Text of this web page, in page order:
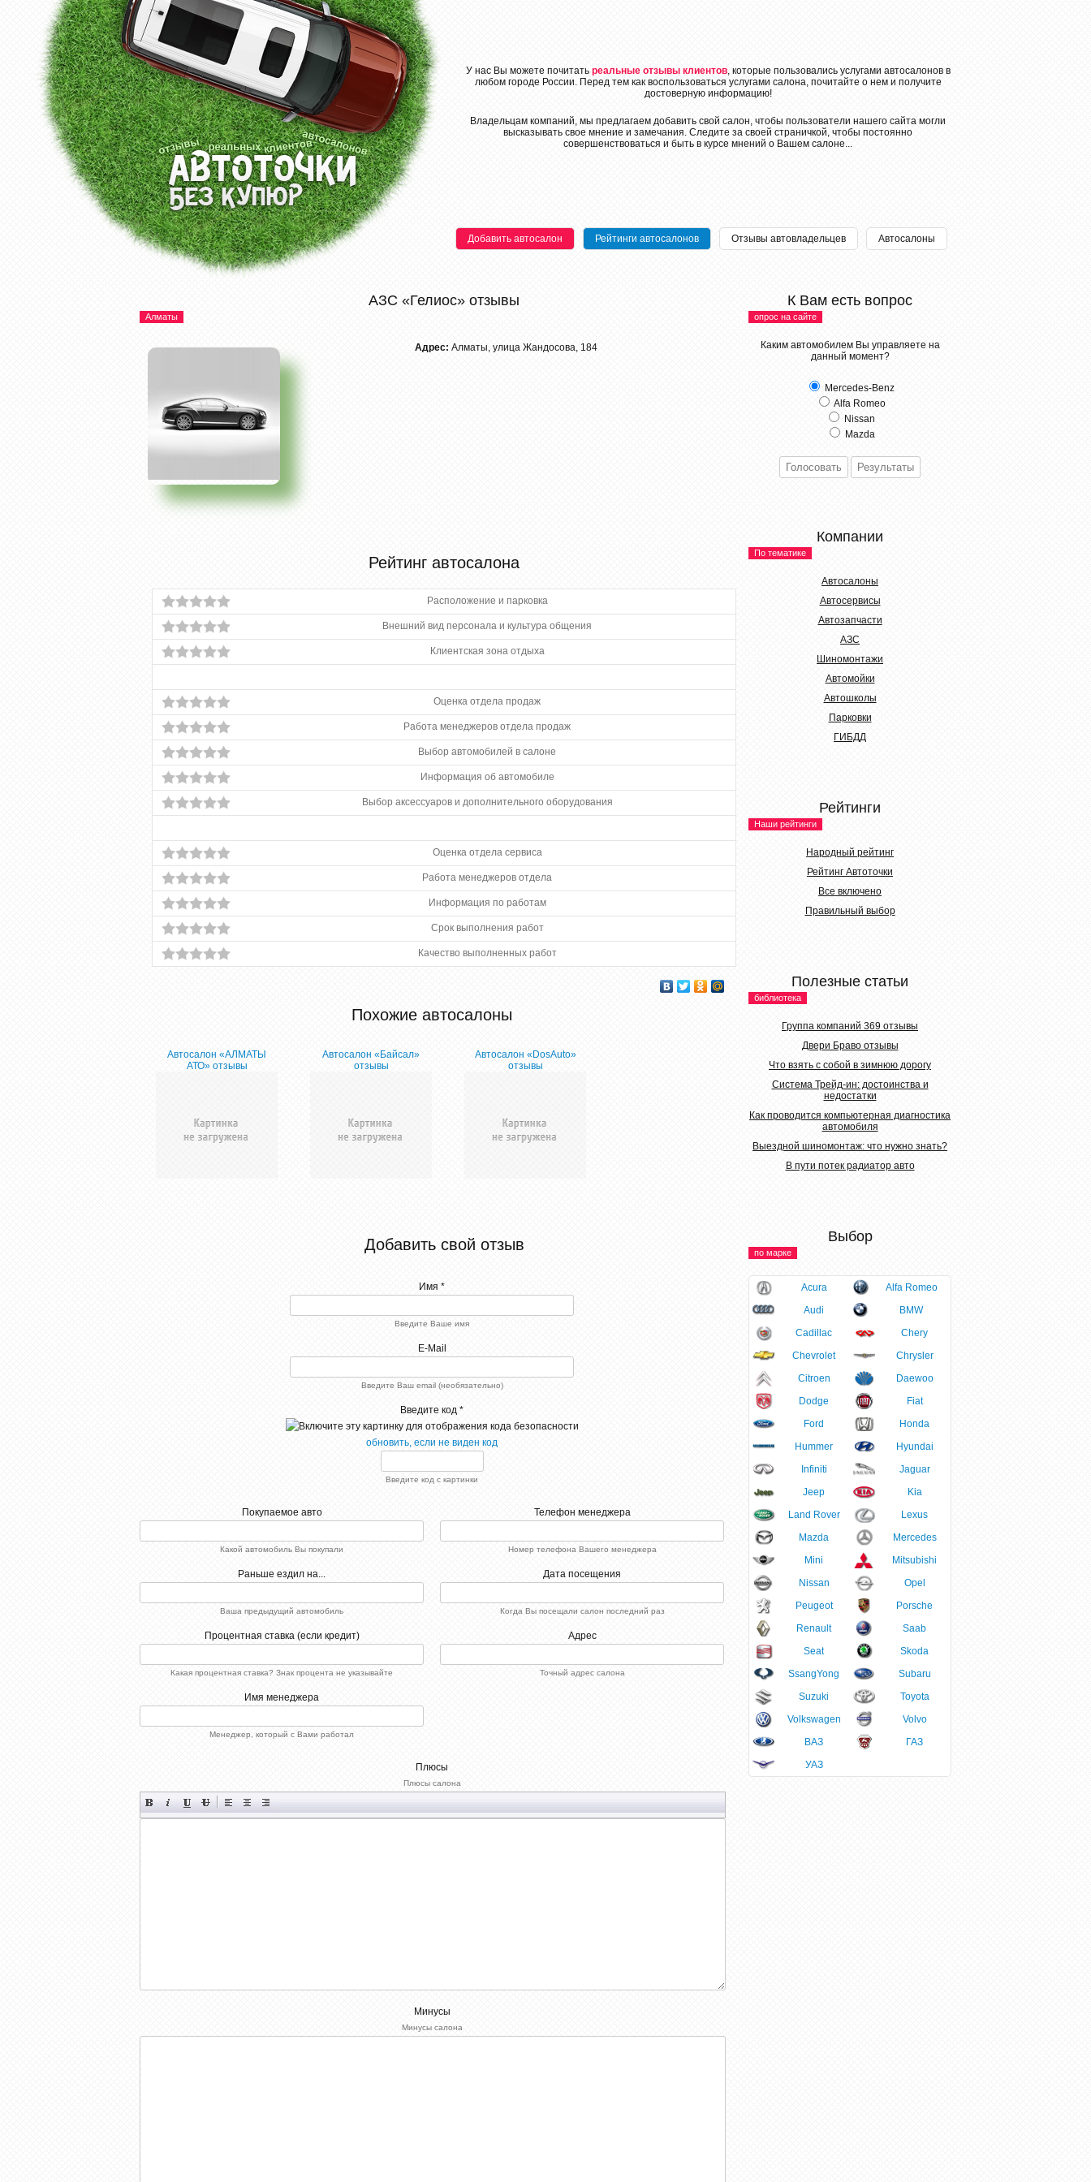
У нас Вы можете почитать реальные отзывы клиентов, которые пользовались услугами автосалонов в
любом городе России. Перед тем как воспользоваться услугами салона, почитайте о нем и получите
достоверную информацию!
Владельцам компаний, мы предлагаем добавить свой салон, чтобы пользователи нашего сайта могли
высказывать свое мнение и замечания. Следите за своей страничкой, чтобы постоянно
совершенствоваться и быть в курсе мнений о Вашем салоне...
Добавить автосалон Рейтинги автосалонов Отзывы автовладельцев Автосалоны
АЗС «Гелиос» отзывы
Алматы
Адрес: Алматы, улица Жандосова, 184
Рейтинг автосалона
Расположение и парковка
Внешний вид персонала и культура общения
Клиентская зона отдыха
Оценка отдела продаж
Работа менеджеров отдела продаж
Выбор автомобилей в салоне
Информация об автомобиле
Выбор аксессуаров и дополнительного оборудования
Оценка отдела сервиса
Работа менеджеров отдела
Информация по работам
Срок выполнения работ
Качество выполненных работ
Похожие автосалоны
Автосалон «АЛМАТЫ
АТО» отзывы
Автосалон «Байсал»
отзывы
Автосалон «DosAuto»
отзывы
Добавить свой отзыв
Имя *
Введите Ваше имя
E-Mail
Введите Ваш email (необязательно)
Введите код *
обновить, если не виден код
Введите код с картинки
Покупаемое авто
Какой автомобиль Вы покупали
Раньше ездил на...
Ваша предыдущий автомобиль
Процентная ставка (если кредит)
Какая процентная ставка? Знак процента не указывайте
Имя менеджера
Менеджер, который с Вами работал
Телефон менеджера
Номер телефона Вашего менеджера
Дата посещения
Когда Вы посещали салон последний раз
Адрес
Точный адрес салона
Плюсы
Плюсы салона
Минусы
Минусы салона
К Вам есть вопрос
опрос на сайте
Каким автомобилем Вы управляете на
данный момент?
Mercedes-Benz
Alfa Romeo
Nissan
Mazda
Компании
По тематике
Автосалоны
Автосервисы
Автозапчасти
АЗС
Шиномонтажи
Автомойки
Автошколы
Парковки
ГИБДД
Рейтинги
Наши рейтинги
Народный рейтинг
Рейтинг Автоточки
Все включено
Правильный выбор
Полезные статьи
библиотека
Группа компаний 369 отзывы
Двери Браво отзывы
Что взять с собой в зимнюю дорогу
Система Трейд-ин: достоинства и
недостатки
Как проводится компьютерная диагностика
автомобиля
Выездной шиномонтаж: что нужно знать?
В пути потек радиатор авто
Выбор
по марке
Acura
Alfa Romeo
Audi
BMW
Cadillac
Chery
Chevrolet
Chrysler
Citroen
Daewoo
Dodge
Fiat
Ford
Honda
Hummer
Hyundai
Infiniti
Jaguar
Jeep
Kia
Land Rover
Lexus
Mazda
Mercedes
Mini
Mitsubishi
Nissan
Opel
Peugeot
Porsche
Renault
Saab
Seat
Skoda
SsangYong
Subaru
Suzuki
Toyota
Volkswagen
Volvo
ВАЗ
ГАЗ
УАЗ